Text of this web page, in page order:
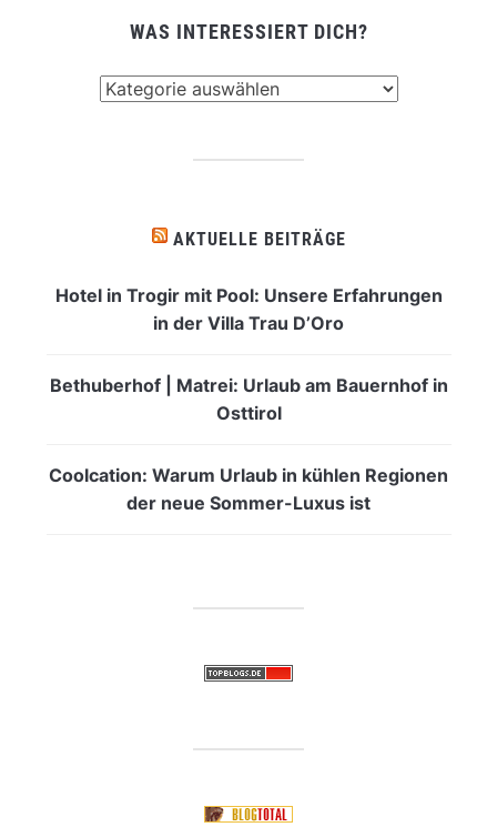
WAS INTERESSIERT DICH?
AKTUELLE BEITRÄGE
Hotel in Trogir mit Pool: Unsere Erfahrungen
in der Villa Trau D’Oro
Bethuberhof | Matrei: Urlaub am Bauernhof in
Osttirol
Coolcation: Warum Urlaub in kühlen Regionen
der neue Sommer-Luxus ist